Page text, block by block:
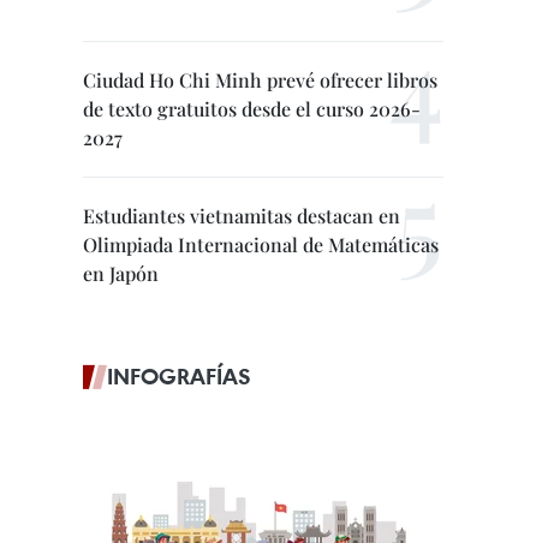
Ciudad Ho Chi Minh prevé ofrecer libros
de texto gratuitos desde el curso 2026-
2027
Estudiantes vietnamitas destacan en
Olimpiada Internacional de Matemáticas
en Japón
INFOGRAFÍAS